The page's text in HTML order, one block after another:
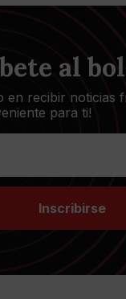
al
en recibir noticias
para ti!
Inscribirse